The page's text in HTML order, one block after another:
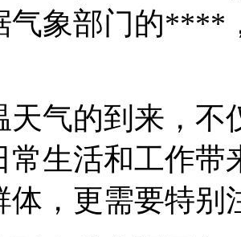
气象部门的****
天气的到来，
常生活和工作
体，更需要特别